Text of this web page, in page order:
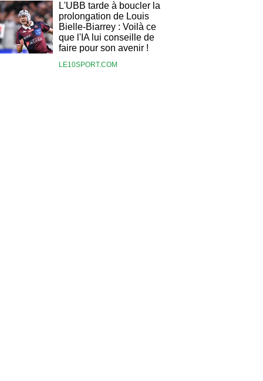
L'UBB tarde à boucler la
prolongation de Louis
Bielle-Biarrey : Voilà ce
que l'IA lui conseille de
faire pour son avenir !
LE10SPORT.COM